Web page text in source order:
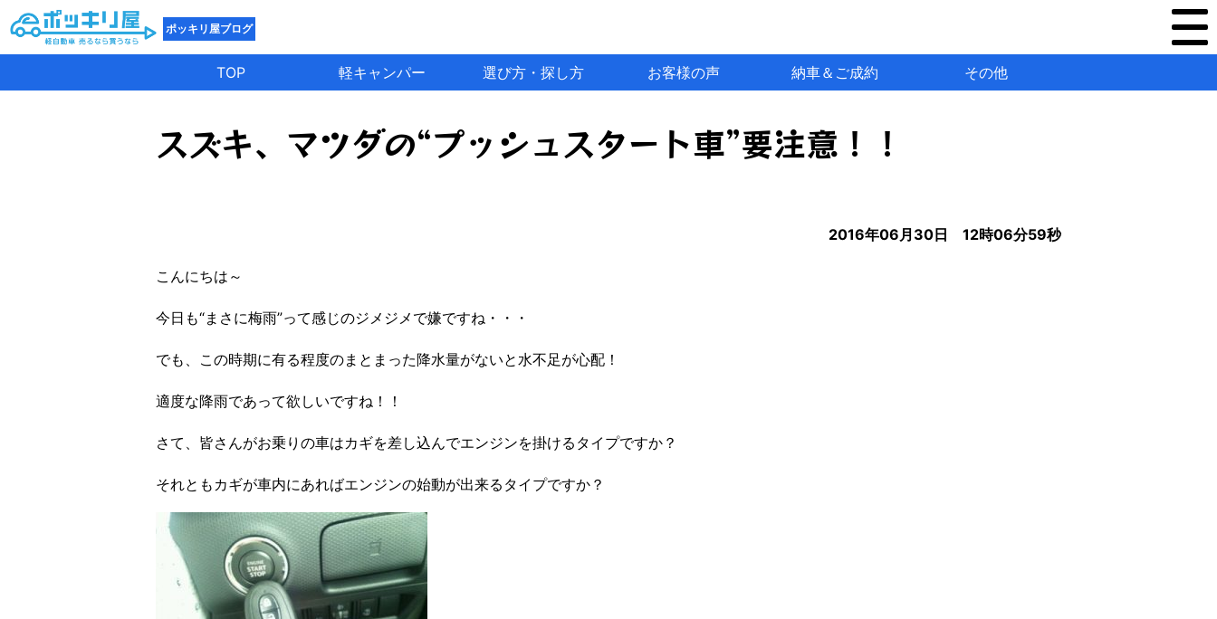
ポッキリ屋ブログ
TOP 軽キャンパー 選び方・探し方 お客様の声 納車＆ご成約 その他
スズキ、マツダの“プッシュスタート車”要注意！！
2016年06月30日 12時06分59秒
こんにちは～
今日も“まさに梅雨”って感じのジメジメで嫌ですね・・・
でも、この時期に有る程度のまとまった降水量がないと水不足が心配！
適度な降雨であって欲しいですね！！
さて、皆さんがお乗りの車はカギを差し込んでエンジンを掛けるタイプですか？
それともカギが車内にあればエンジンの始動が出来るタイプですか？